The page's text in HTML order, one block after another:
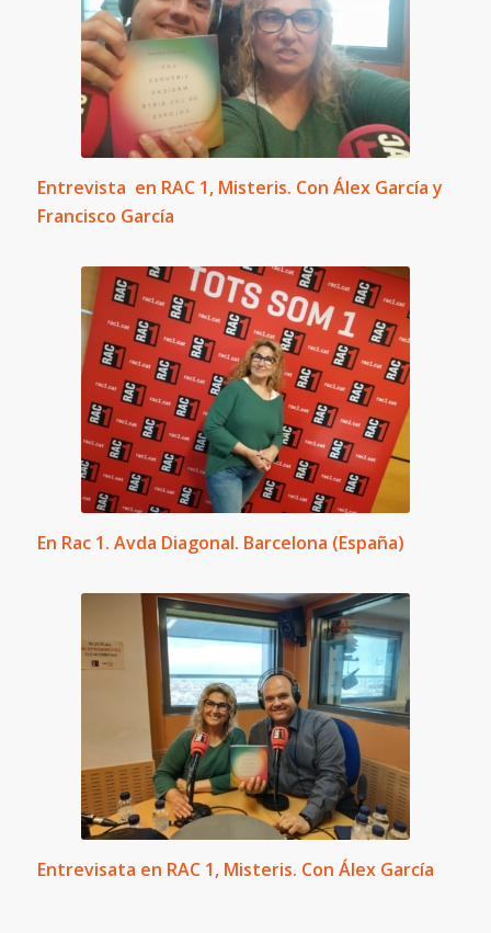
Entrevista en RAC 1, Misteris. Con Álex García y
Francisco García
En Rac 1. Avda Diagonal. Barcelona (España)
Entrevisata en RAC 1, Misteris. Con Álex García